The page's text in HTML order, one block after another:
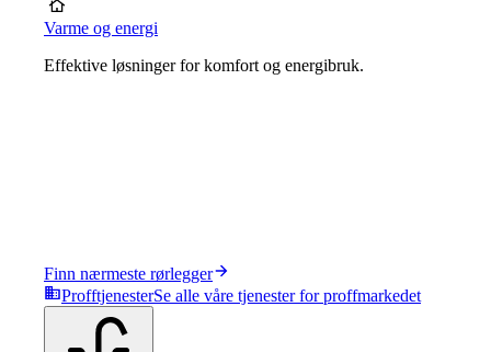
Varme og energi
Effektive løsninger for komfort og energibruk.
Finn nærmeste rørlegger
ProfftjenesterSe alle våre tjenester for proffmarkedet